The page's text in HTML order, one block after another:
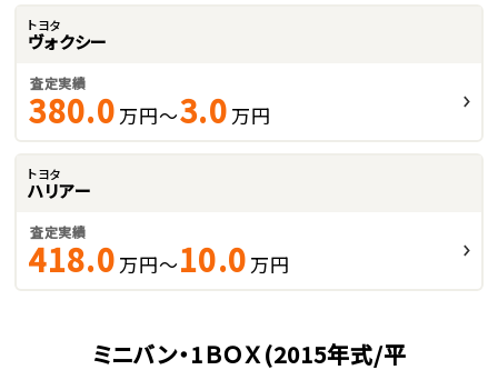
トヨタ
ヴォクシー
査定実績
380.0 万円～3.0 万円
トヨタ
ハリアー
査定実績
418.0 万円～10.0 万円
ミニバン・1ＢＯＸ(2015年式/平